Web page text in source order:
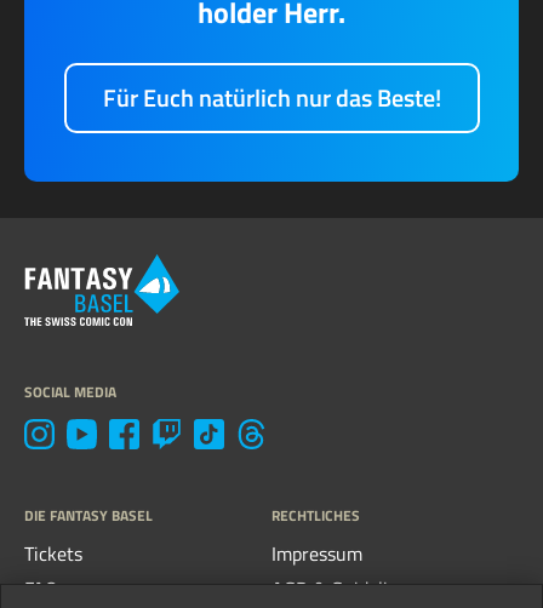
holder Herr.
Für Euch natürlich nur das Beste!
SOCIAL MEDIA
DIE FANTASY BASEL
Tickets
FAQs
RECHTLICHES
Impressum
AGB & Guidelines